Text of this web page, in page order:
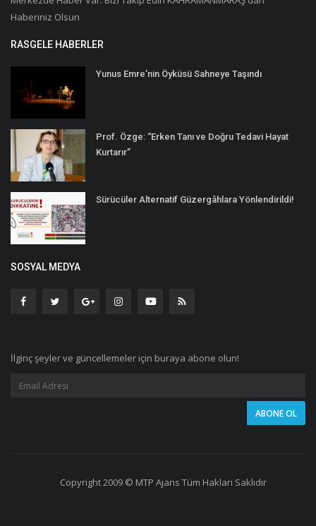
Haberiniz Olsun
RASGELE HABERLER
Yunus Emre’nin Öyküsü Sahneye Taşındı
Prof. Özge: “Erken Tanı ve Doğru Tedavi Hayat
Kurtarır”
Sürücüler Alternatif Güzergâhlara Yönlendirildi!
SOSYAL MEDYA
İlginç şeyler ve güncellemeler için buraya abone olun!
Copyright 2009 © MTP Ajans Tüm Hakları Saklıdır